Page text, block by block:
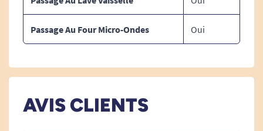
Passage Au Four Micro-Ondes Oui
AVIS CLIENTS